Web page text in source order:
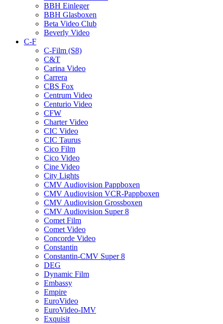
BBH Einleger
BBH Glasboxen
Beta Video Club
Beverly Video
C-F
C-Film (S8)
C&T
Carina Video
Carrera
CBS Fox
Centrum Video
Centurio Video
CFW
Charter Video
CIC Video
CIC Taurus
Cico Film
Cico Video
Cine Video
City Lights
CMV Audiovision Pappboxen
CMV Audiovision VCR-Pappboxen
CMV Audiovision Grossboxen
CMV Audiovision Super 8
Comet Film
Comet Video
Concorde Video
Constantin
Constantin-CMV Super 8
DEG
Dynamic Film
Embassy
Empire
EuroVideo
EuroVideo-IMV
Exquisit